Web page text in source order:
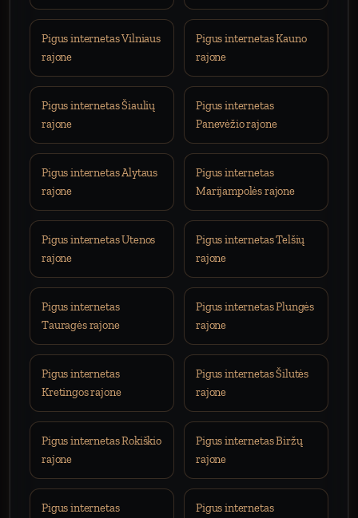
Pigus internetas Vilniaus
rajone
Pigus internetas Kauno
rajone
Pigus internetas Šiaulių
rajone
Pigus internetas
Panevėžio rajone
Pigus internetas Alytaus
rajone
Pigus internetas
Marijampolės rajone
Pigus internetas Utenos
rajone
Pigus internetas Telšių
rajone
Pigus internetas
Tauragės rajone
Pigus internetas Plungės
rajone
Pigus internetas
Kretingos rajone
Pigus internetas Šilutės
rajone
Pigus internetas Rokiškio
rajone
Pigus internetas Biržų
rajone
Pigus internetas
Pigus internetas